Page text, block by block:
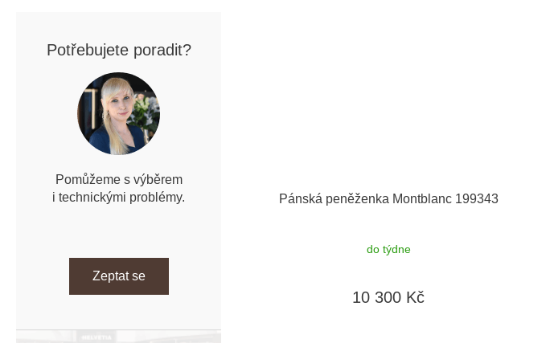
Potřebujete poradit?
Pomůžeme s výběrem
i technickými problémy.
Zeptat se
Pánská peněženka Montblanc 199343
do týdne
10 300 Kč